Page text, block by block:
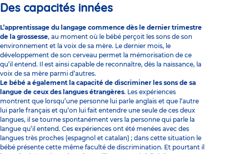
Des capacités innées
L’apprentissage du langage commence dès le dernier trimestre
de la grossesse, au moment où le bébé perçoit les sons de son
environnement et la voix de sa mère. Le dernier mois, le
développement de son cerveau permet la mémorisation de ce
qu’il entend. Il est ainsi capable de reconnaître, dès la naissance, la
voix de sa mère parmi d’autres.
Le bébé a également la capacité de discriminer les sons de sa
langue de ceux des langues étrangères. Les expériences
montrent que lorsqu’une personne lui parle anglais et que l’autre
lui parle français et qu’on lui fait entendre une seule de ces deux
langues, il se tourne spontanément vers la personne qui parle la
langue qu’il entend. Ces expériences ont été menées avec des
langues très proches (espagnol et catalan) ; dans cette situation le
bébé présente cette même faculté de discrimination. Et pourtant il